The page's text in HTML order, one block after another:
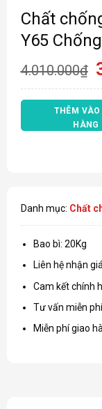
Chất
Y65
4.010.000₫
THÊM VÀO
HÀNG
Danh mục: Chất
Bao bì: 20Kg
Liên hệ nhận
Cam kết chính
Tư vấn miễn
Miễn phí giao